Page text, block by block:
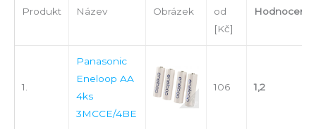
Produkt Název Obrázek
od
[Kč]
Hodnocení
1.
Panasonic
Eneloop AA
4ks
3MCCE/4BE
106 1,2